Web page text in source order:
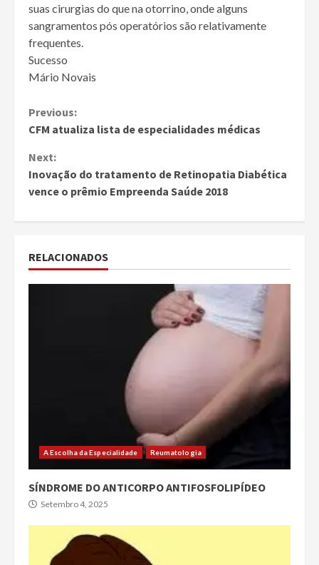
suas cirurgias do que na otorrino, onde alguns
sangramentos pós operatórios são relativamente
frequentes.
Sucesso
Mário Novais
Continue
Previous:
CFM atualiza lista de especialidades médicas
Next:
Inovação do tratamento de Retinopatia Diabética
vence o prêmio Empreenda Saúde 2018
RELACIONADOS
A Escolha da Especialidade Reumatologia
SÍNDROME DO ANTICORPO ANTIFOSFOLIPÍDEO
Setembro 4, 2025